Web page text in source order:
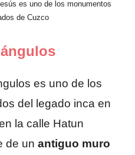
es uno de los monumentos
de Cuzco
es uno de los
del legado inca en
la calle Hatun
de un antiguo muro